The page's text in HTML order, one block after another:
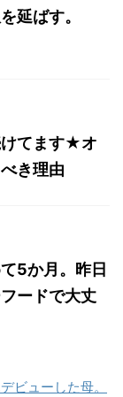
延ばす。
けてます★オ
き理由
5か月。昨日
ードで大丈
ビューした母。